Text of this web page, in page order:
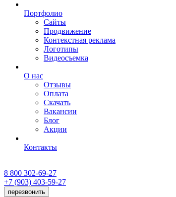
Портфолио
Сайты
Продвижение
Контекстная реклама
Логотипы
Видеосъемка
О нас
Отзывы
Оплата
Скачать
Вакансии
Блог
Акции
Контакты
8 800 302-69-27
+7 (903) 403-59-27
перезвонить